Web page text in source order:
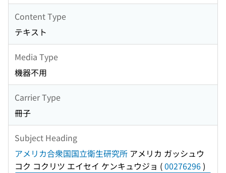
Content Type
テキスト
Media Type
機器不用
Carrier Type
冊子
Subject Heading
アメリカ合衆国国立衛生研究所 アメリカ ガッシュウ
コク コクリツ エイセイ ケンキュウジョ (00276296)